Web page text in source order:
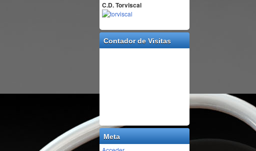
C.D. Torviscal
Contador de Visitas
Meta